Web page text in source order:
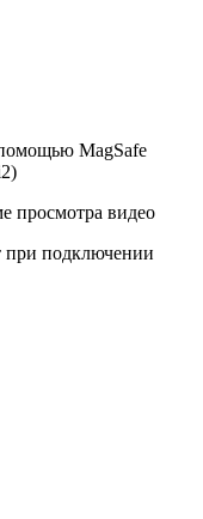
MagSafe
просмотра видео
при подключении